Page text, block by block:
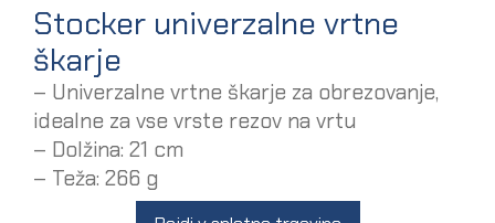
Stocker univerzalne vrtne
škarje
– Univerzalne vrtne škarje za obrezovanje,
idealne za vse vrste rezov na vrtu
– Dolžina: 21 cm
– Teža: 266 g